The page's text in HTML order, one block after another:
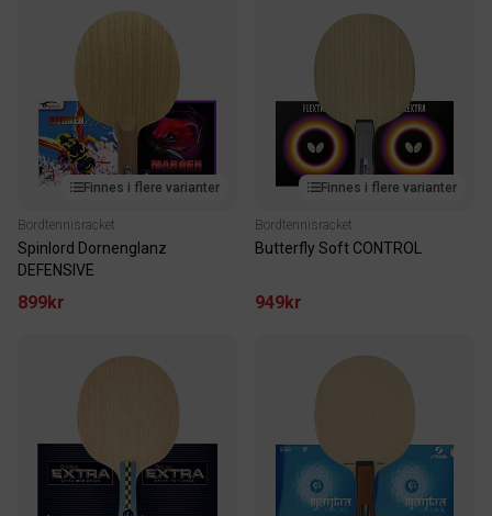
Finnes i flere varianter
Bordtennisracket
Spinlord Dornenglanz
DEFENSIVE
899kr
Finnes i flere varianter
Bordtennisracket
Butterfly Soft CONTROL
949kr